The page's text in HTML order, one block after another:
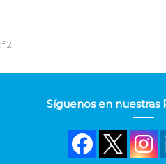
2
Síguenos en nuestras